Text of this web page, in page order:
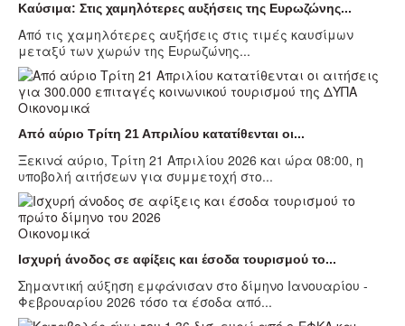
Καύσιμα: Στις χαμηλότερες αυξήσεις της Ευρωζώνης...
Από τις χαμηλότερες αυξήσεις στις τιμές καυσίμων
μεταξύ των χωρών της Ευρωζώνης...
Οικονομικά
Από αύριο Τρίτη 21 Απριλίου κατατίθενται οι...
Ξεκινά αύριο, Τρίτη 21 Απριλίου 2026 και ώρα 08:00, η
υποβολή αιτήσεων για συμμετοχή στο...
Οικονομικά
Ισχυρή άνοδος σε αφίξεις και έσοδα τουρισμού το...
Σημαντική αύξηση εμφάνισαν στο δίμηνο Ιανουαρίου -
Φεβρουαρίου 2026 τόσο τα έσοδα από...